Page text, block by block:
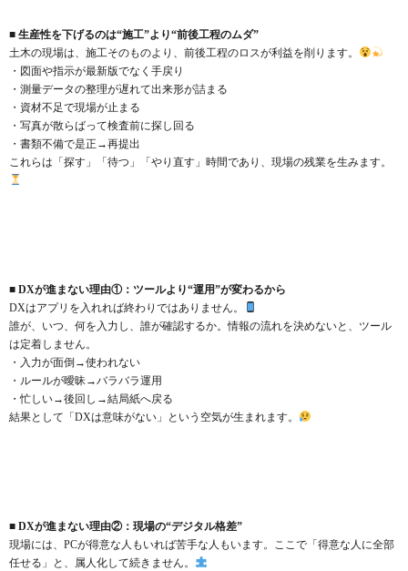
■ 生産性を下げるのは“施工”より“前後工程のムダ”
土木の現場は、施工そのものより、前後工程のロスが利益を削ります。
・図面や指示が最新版でなく手戻り
・測量データの整理が遅れて出来形が詰まる
・資材不足で現場が止まる
・写真が散らばって検査前に探し回る
・書類不備で是正→再提出
これらは「探す」「待つ」「やり直す」時間であり、現場の残業を生みます。
■ DXが進まない理由①：ツールより“運用”が変わるから
DXはアプリを入れれば終わりではありません。
誰が、いつ、何を入力し、誰が確認するか。情報の流れを決めないと、ツール
は定着しません。
・入力が面倒→使われない
・ルールが曖昧→バラバラ運用
・忙しい→後回し→結局紙へ戻る
結果として「DXは意味がない」という空気が生まれます。
■ DXが進まない理由②：現場の“デジタル格差”
現場には、PCが得意な人もいれば苦手な人もいます。ここで「得意な人に全部
任せる」と、属人化して続きません。